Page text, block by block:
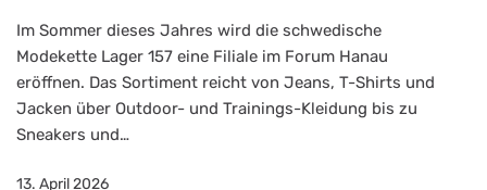
Im Sommer dieses Jahres wird die schwedische
Modekette Lager 157 eine Filiale im Forum Hanau
eröffnen. Das Sortiment reicht von Jeans, T-Shirts und
Jacken über Outdoor- und Trainings-Kleidung bis zu
Sneakers und…
13. April 2026